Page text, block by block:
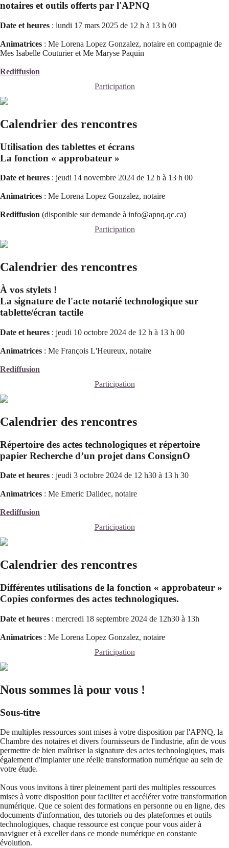
notaires et outils offerts par l'APNQ
Date et heures : lundi 17 mars 2025 de 12 h à 13 h 00
Animatrices : Me Lorena Lopez Gonzalez, notaire en compagnie de
Mes Isabelle Couturier et Me Maryse Paquin
Rediffusion
Participation
Calendrier des rencontres
Utilisation des tablettes et écrans
La fonction « approbateur »
Date et heures : jeudi 14 novembre 2024 de 12 h à 13 h 00
Animatrices : Me Lorena Lopez Gonzalez, notaire
Rediffusion (disponible sur demande à info@apnq.qc.ca)
Participation
Calendrier des rencontres
À vos stylets !
La signature de l'acte notarié technologique sur
tablette/écran tactile
Date et heures : jeudi 10 octobre 2024 de 12 h à 13 h 00
Animatrices : Me François L'Heureux, notaire
Rediffusion
Participation
Calendrier des rencontres
Répertoire des actes technologiques et répertoire
papier Recherche d’un projet dans ConsignO
Date et heures : jeudi 3 octobre 2024 de 12 h30 à 13 h 30
Animatrices : Me Emeric Dalidec, notaire
Rediffusion
Participation
Calendrier des rencontres
Différentes utilisations de la fonction « approbateur »
Copies conformes des actes technologiques.
Date et heures : mercredi 18 septembre 2024 de 12h30 à 13h
Animatrices : Me Lorena Lopez Gonzalez, notaire
Participation
Nous sommes là pour vous !
Sous-titre
De multiples ressources sont mises à votre disposition par l'APNQ, la
Chambre des notaires et divers fournisseurs de l'industrie, afin de vous
permettre de bien maîtriser la signature des actes technologiques, mais
également d'implanter une réelle transformation numérique au sein de
votre étude.
Nous vous invitons à tirer pleinement parti des multiples ressources
mises à votre disposition pour faciliter et accélérer votre transformation
numérique. Que ce soient des formations en personne ou en ligne, des
documents d'information, des tutoriels ou des plateformes et outils
technologiques, chaque ressource est conçue pour vous aider à
naviguer et à exceller dans ce monde numérique en constante
évolution.